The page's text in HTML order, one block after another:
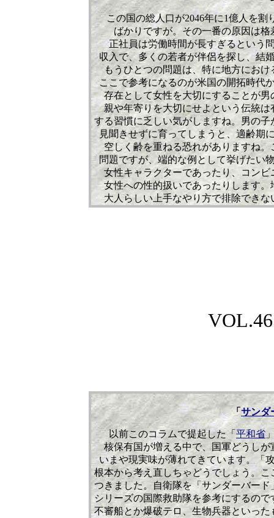
この国の総人口が2046年に1億人を
ばかりですが。その一番の原因は
正社員は労働時間が長すぎるという
収入で、多くの若者が伴侶を探し、結
もうひとつの問題は、特に地方にお
ここで参考になるのが米国の開拓時代
存在として女性を大切にすることが
親や年寄りを大切にせよという伝統
する習慣に乏しい気がしますね。男の
見聞きせずに育ってしまうと、適齢期
空しく齢を重ねる恐れがありますね
問題ですが、端的な例として挙げたい
女性キャラクターであったり、コン
女性への性的扱いであったりします
大人らしい上手なやり方で排除でき
VOL.
「 サンダ
以前このコラムで提起した「 平和省
核保有国が増える中で、国軍どうし
いまや現実味が薄れてきています。「
根本から考え直しちゃどうでしょう。
つきました。自衛隊を「サンダーバー
シリーズの国際救助隊を参考にするの
不審船とか爆破テロ、生物兵器といっ